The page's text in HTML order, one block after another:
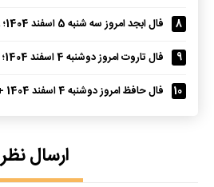
8
فال ابجد امروز سه شنبه 5 اسفند 1404؛ رمز آرامش
9
فال تاروت امروز دوشنبه 4 اسفند 1404؛ انرژی های مثبت اسفند
10
فال حافظ امروز دوشنبه 4 اسفند 1404 + تفسیر
ارسال نظر